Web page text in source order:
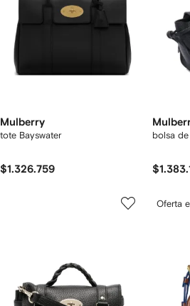
Mulberry
tote Bayswater
$1.326.759
bolsa
Oferta